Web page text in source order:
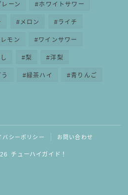
レーン ホワイトサワー
メロン ライチ
レモン ワインサワー
梨 洋梨
緑茶ハイ 青りんご
バシーポリシー お問い合わせ
チューハイガイド！